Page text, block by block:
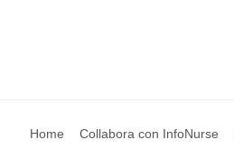
Home Collabora con InfoNurse